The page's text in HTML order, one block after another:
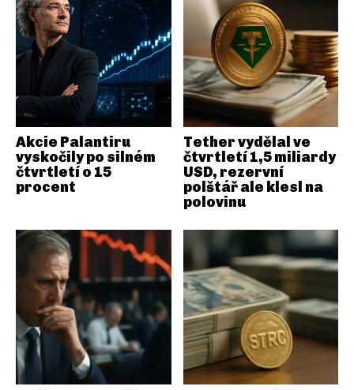
Akcie Palantiru
vyskočily po silném
čtvrtletí o 15
procent
Tether vydělal ve
čtvrtletí 1,5 miliardy
USD, rezervní
polštář ale klesl na
polovinu